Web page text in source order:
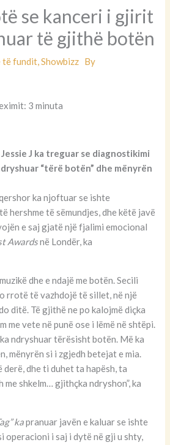
se kanceri i gjirit
të gjithë botën
të fundit,Showbizz By
3 minuta
J ka treguar se diagnostikimi
“tërë botën” dhe mënyrën
ka njoftuar se ishte
hershme të sëmundjes, dhe këtë javë
e saj gjatë një fjalimi emocional
Awardsnë Londër, ka
dhe e ndajë me botën. Secili
rrotë të vazhdojë të sillet, në një
ditë. Të gjithë ne po kalojmë diçka
me vete në punë ose i lëmë në shtëpi.
ndryshuar tërësisht botën. Më ka
mënyrën si i zgjedh betejat e mia.
dhe ti duhet ta hapësh, ta
shkelm… gjithçka ndryshon”, ka
kapranuar javën e kaluar se ishte
operacioni i saj i dytë në gji u shty,